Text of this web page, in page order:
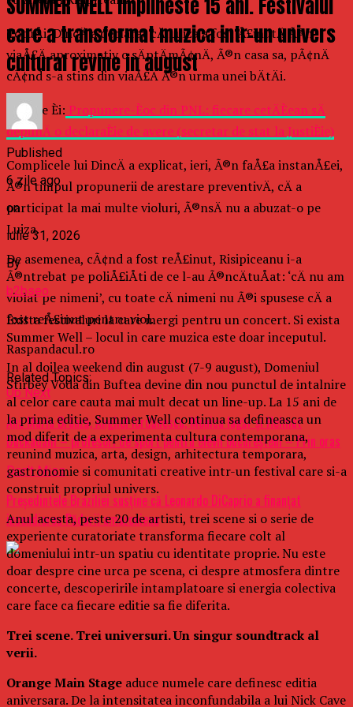
TotuÅi, DincÄ a declarat cÄ Luiza a fost Å£inutÄ Ã®n
viaÅ£Ä aproximativ o sÄptÄmÃ¢nÄ, Ã®n casa sa, pÃ¢nÄ
cÃ¢nd s-a stins din viaÅ£Ä Ã®n urma unei bÄtÄi.
CiteÈte Èi: Propunere-Èoc din PNL: fiecare cetÄÈean sÄ
depunÄ o declaraÈie de avere (secretar de stat la JustiÈie)
Complicele lui DincÄ a explicat, ieri, Ã®n faÅ£a instanÅ£ei,
Ã®n timpul propunerii de arestare preventivÄ, cÄ a
participat la mai multe violuri, Ã®nsÄ nu a abuzat-o pe
Luiza.
De asemenea, cÃ¢nd a fost reÅ£inut, Risipiceanu i-a
Ã®ntrebat pe poliÅ£iÅti de ce l-au Ã®ncÄtuÅat: ‘cÄ nu am
violat pe nimeni’, cu toate cÄ nimeni nu Ã®i spusese cÄ a
fost reÅ£inut pentru viol.
Raspandacul.ro
Related Topics:
Up Next
Ana Maria Brânză, Anghel Iordănescu, Monica Iagăr și Helmut
Duckadam – profesori de sport pentru elevii bucureșteni – Prin oras
Don't Miss
Preşedintele Braziliei susţine că Leonardo DiCaprio a finanţat
incendierea Pădurii amazoniene
SUMMER WELL implineste 15 ani. Festivalul
care a transformat muzica intr-un univers
cultural revine in august
Published
6 zile ago
on
iulie 31, 2026
By
b2bseo
Exista festivaluri la care mergi pentru un concert. Si exista
Summer Well – locul in care muzica este doar inceputul.
In al doilea weekend din august (7-9 august), Domeniul
Stirbey Voda din Buftea devine din nou punctul de intalnire
al celor care cauta mai mult decat un line-up. La 15 ani de
la prima editie, Summer Well continua sa defineasca un
mod diferit de a experimenta cultura contemporana,
reunind muzica, arta, design, arhitectura temporara,
gastronomie si comunitati creative intr-un festival care si-a
construit propriul univers.
Anul acesta, peste 20 de artisti, trei scene si o serie de
experiente curatoriate transforma fiecare colt al
domeniului intr-un spatiu cu identitate proprie. Nu este
doar despre cine urca pe scena, ci despre atmosfera dintre
concerte, descoperirile intamplatoare si energia colectiva
care face ca fiecare editie sa fie diferita.
Trei scene. Trei universuri. Un singur soundtrack al
verii.
Orange Main Stage aduce numele care definesc editia
aniversara. De la intensitatea inconfundabila a lui Nick Cave